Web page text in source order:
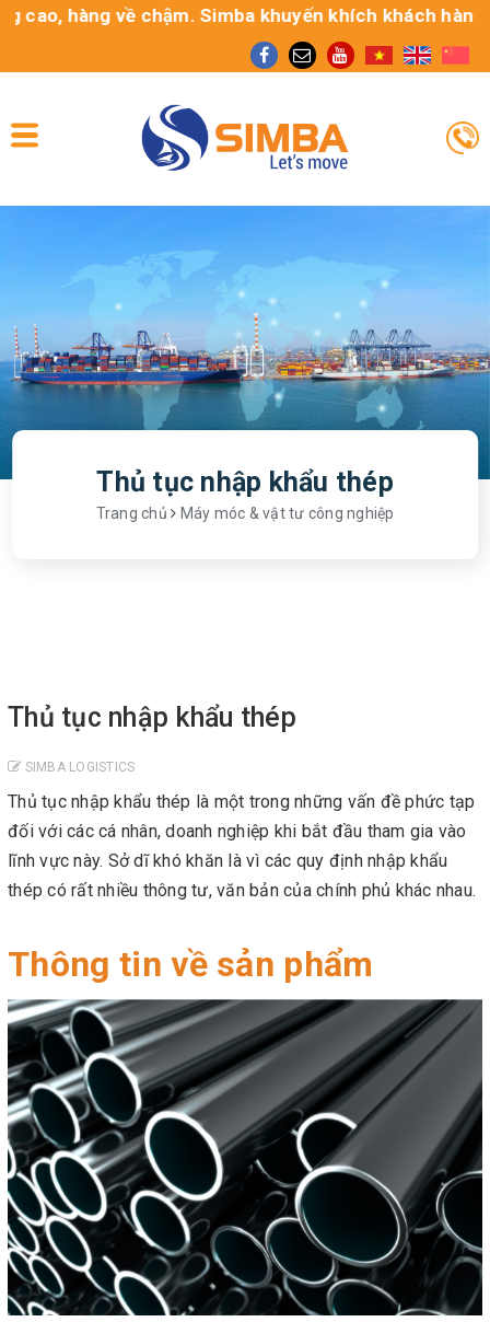
về chậm. Simba khuyến khích khách hàng sử
Thủ tục nhập khẩu thép
Trang chủ Máy móc & vật tư công nghiệp
Thủ tục nhập khẩu thép
SIMBA LOGISTICS
Thủ tục nhập khẩu thép là một trong những vấn đề phức tạp
đối với các cá nhân, doanh nghiệp khi bắt đầu tham gia vào
lĩnh vực này. Sở dĩ khó khăn là vì các quy định nhập khẩu
thép có rất nhiều thông tư, văn bản của chính phủ khác nhau.
Thông tin về sản phẩm